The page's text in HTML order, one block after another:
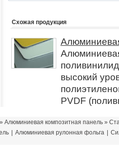
Схожая продукция
высокий
PVDF
» Алюминиевая композитная панель»
Алюминиевая рулонная фольга